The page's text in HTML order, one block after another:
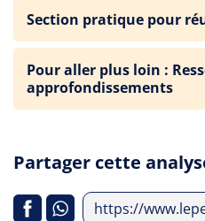
Section pratique pour
Pour aller plus loin :
approfondissements
Partager cette
https://